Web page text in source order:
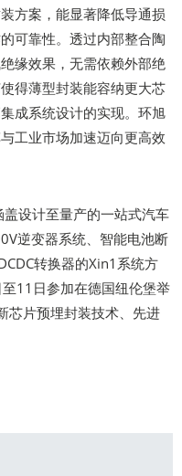
方案，能显著降低导通损
可靠性。透过内部整合陶
缘效果，无需依赖外部绝
得薄型封装能容纳更大芯
成系统设计的实现。环旭
工业市场加速迈向更高效
设计至量产的一站式汽车
逆变器系统、智能电池断
转换器的Xin1系统方
11日参加在德国纽伦堡举
芯片预埋封装技术、先进